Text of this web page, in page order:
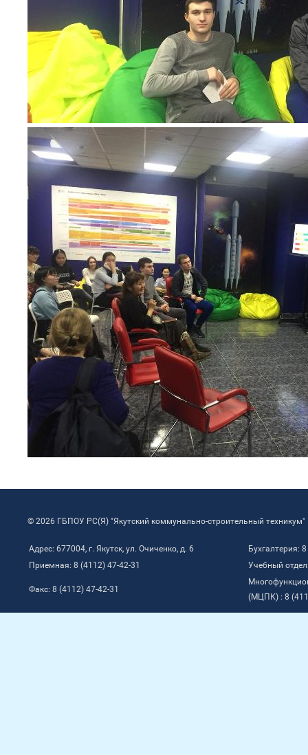
© 2026 ГБПОУ РС(Я) "Якутский коммунально-строительный техникум"
Адрес: 677004, г. Якутск, ул. Очиченко, д. 6
Бухгалтерия:
Приемная: 8 (4112) 47-42-31
Учебный
Факс: 8 (4112) 47-42-31
(МЦПК) : 8